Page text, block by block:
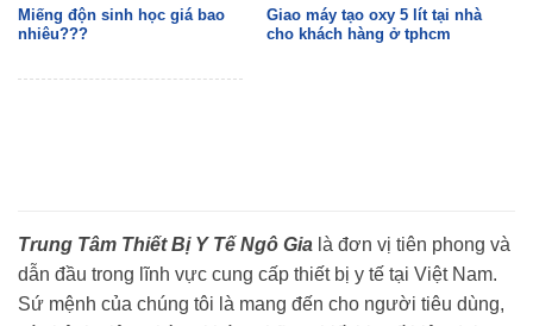
Miếng độn sinh học giá bao
nhiêu???
Giao máy tạo oxy 5 lít tại nhà
cho khách hàng ở tphcm
Trung Tâm Thiết Bị Y Tế Ngô Gia là đơn vị tiên phong và
dẫn đầu trong lĩnh vực cung cấp thiết bị y tế tại Việt Nam.
Sứ mệnh của chúng tôi là mang đến cho người tiêu dùng,